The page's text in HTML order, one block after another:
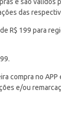
e são
das
R$ 199 para
compra no
e/ou